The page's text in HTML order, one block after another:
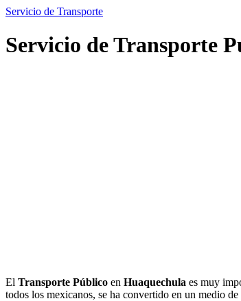
Servicio de Transporte
Servicio de Transporte
El Transporte Público en Huaquechula es muy
todos los mexicanos, se ha convertido en un medio